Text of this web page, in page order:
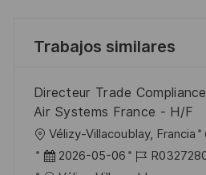
Trabajos similares
Directeur Trade
Air Systems France - H/F
U
b
Vélizy-Villacoublay, Francia
F
2026-05-06
I